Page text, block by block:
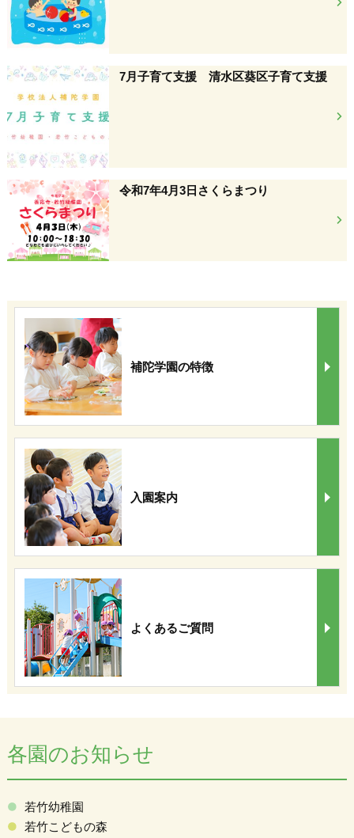
7月子育て支援 清水区葵区子育て支援
令和7年4月3日さくらまつり
補陀学園の特徴
入園案内
よくあるご質問
各園のお知らせ
若竹幼稚園
若竹こどもの森